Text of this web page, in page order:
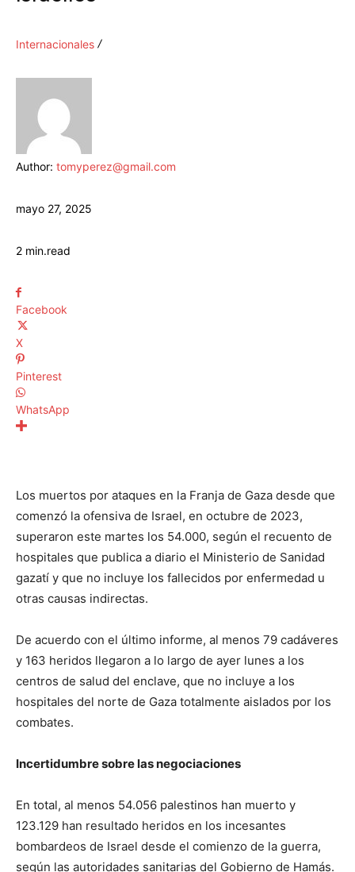
Internacionales
Author: tomyperez@gmail.com
mayo 27, 2025
2 min.read
Facebook
X
Pinterest
WhatsApp
Los muertos por ataques en la Franja de Gaza desde que
comenzó la ofensiva de Israel, en octubre de 2023,
superaron este martes los 54.000, según el recuento de
hospitales que publica a diario el Ministerio de Sanidad
gazatí y que no incluye los fallecidos por enfermedad u
otras causas indirectas.
De acuerdo con el último informe, al menos 79 cadáveres
y 163 heridos llegaron a lo largo de ayer lunes a los
centros de salud del enclave, que no incluye a los
hospitales del norte de Gaza totalmente aislados por los
combates.
Incertidumbre sobre las negociaciones
En total, al menos 54.056 palestinos han muerto y
123.129 han resultado heridos en los incesantes
bombardeos de Israel desde el comienzo de la guerra,
según las autoridades sanitarias del Gobierno de Hamás.